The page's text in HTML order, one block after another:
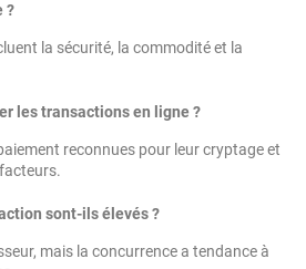
?
la sécurité, la commodité et la
les transactions en ligne ?
reconnues pour leur cryptage et
sont-ils élevés ?
mais la concurrence a tendance à